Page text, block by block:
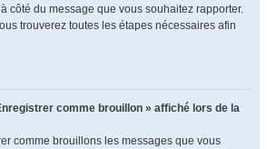
côté du message que vous souhaitez rapporter.
trouverez toutes les étapes nécessaires afin
comme brouillon » affiché lors de la
comme brouillons les messages que vous